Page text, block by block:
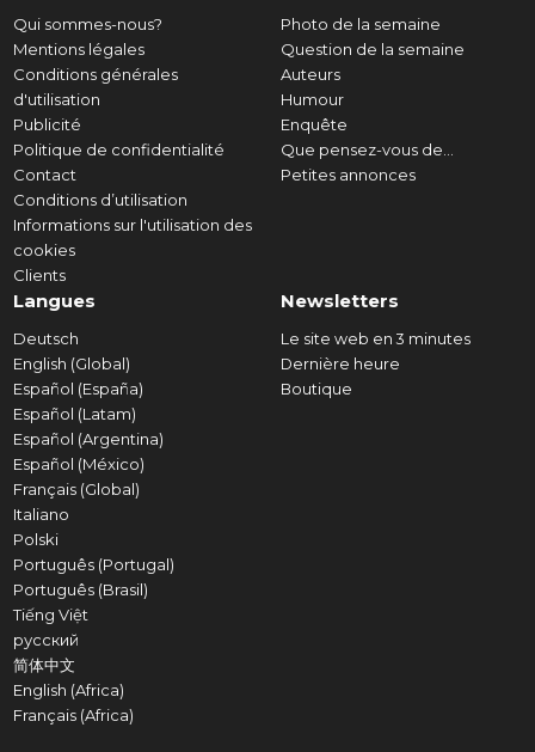
Qui sommes-nous?
Mentions légales
Conditions générales
d'utilisation
Publicité
Politique de confidentialité
Contact
Conditions d’utilisation
Informations sur l'utilisation des
cookies
Clients
Photo de la semaine
Question de la semaine
Auteurs
Humour
Enquête
Que pensez-vous de...
Petites annonces
Langues
Deutsch
English (Global)
Español (España)
Español (Latam)
Español (Argentina)
Español (México)
Français (Global)
Italiano
Polski
Português (Portugal)
Português (Brasil)
Tiếng Việt
русский
简体中文
English (Africa)
Français (Africa)
Newsletters
Le site web en 3 minutes
Dernière heure
Boutique